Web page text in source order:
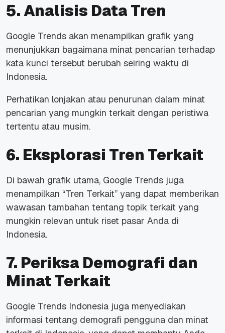
5. Analisis Data Tren
Google Trends akan menampilkan grafik yang
menunjukkan bagaimana minat pencarian terhadap
kata kunci tersebut berubah seiring waktu di
Indonesia.
Perhatikan lonjakan atau penurunan dalam minat
pencarian yang mungkin terkait dengan peristiwa
tertentu atau musim.
6. Eksplorasi Tren Terkait
Di bawah grafik utama, Google Trends juga
menampilkan “Tren Terkait” yang dapat memberikan
wawasan tambahan tentang topik terkait yang
mungkin relevan untuk riset pasar Anda di
Indonesia.
7. Periksa Demografi dan
Minat Terkait
Google Trends Indonesia juga menyediakan
informasi tentang demografi pengguna dan minat